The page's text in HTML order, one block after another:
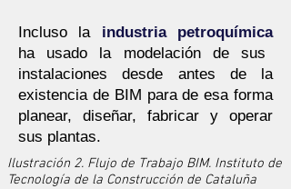
Incluso laindustria petroquímica
ha usado la modelación de sus
instalaciones desde antes de la
existencia de BIM para de esa forma
planear, diseñar, fabricar y operar
sus plantas.
Ilustración 2. Flujo de Trabajo BIM. Instituto de
Tecnología de la Construcción de Cataluña